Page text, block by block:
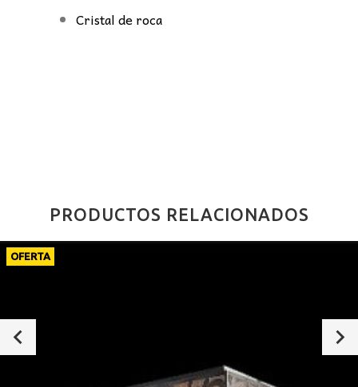
Cristal de roca
PRODUCTOS RELACIONADOS
OFERTA